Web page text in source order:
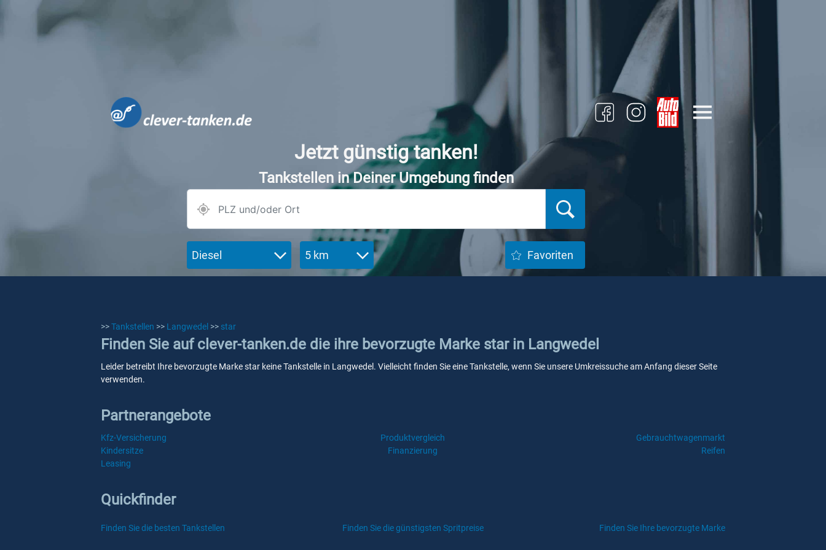
Jetzt günstig tanken!
Tankstellen in Deiner Umgebung finden
Diesel 5 km Favoriten
>>Tankstellen >> Langwedel >> star
Finden Sie auf clever-tanken.de die ihre bevorzugte Marke star in Langwedel
Leider betreibt Ihre bevorzugte Marke star keine Tankstelle in Langwedel. Vielleicht finden Sie eine Tankstelle, wenn Sie unsere Umkreissuche am Anfang dieser Seite
verwenden.
Partnerangebote
Kfz-Versicherung Produktvergleich
Gebrauchtwagenmarkt
Kindersitze
Finanzierung
Reifen
Leasing
Quickfinder
Finden Sie die besten Tankstellen Finden Sie die günstigsten Spritpreise Finden Sie Ihre bevorzugte Marke